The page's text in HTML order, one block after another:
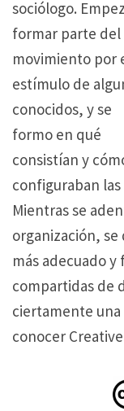
sociólogo.
formar parte del
movimiento por
estímulo de
conocidos, y se
formo en qué
consistían y
configuraban
Mientras se
organización,
más adecuado
compartidas de
ciertamente
conocer